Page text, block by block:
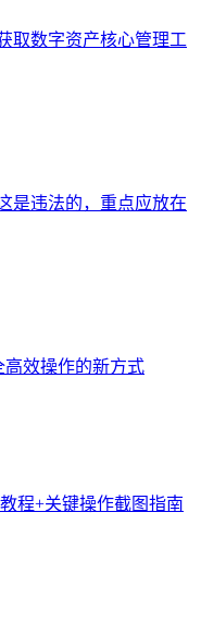
取数字资产核心管理工
是违法的，重点应放在
效操作的新方式
程+关键操作截图指南